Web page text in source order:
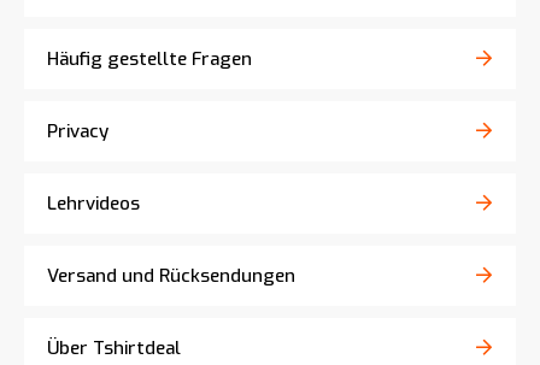
Häufig gestellte Fragen
Privacy
Lehrvideos
Versand und Rücksendungen
Über Tshirtdeal